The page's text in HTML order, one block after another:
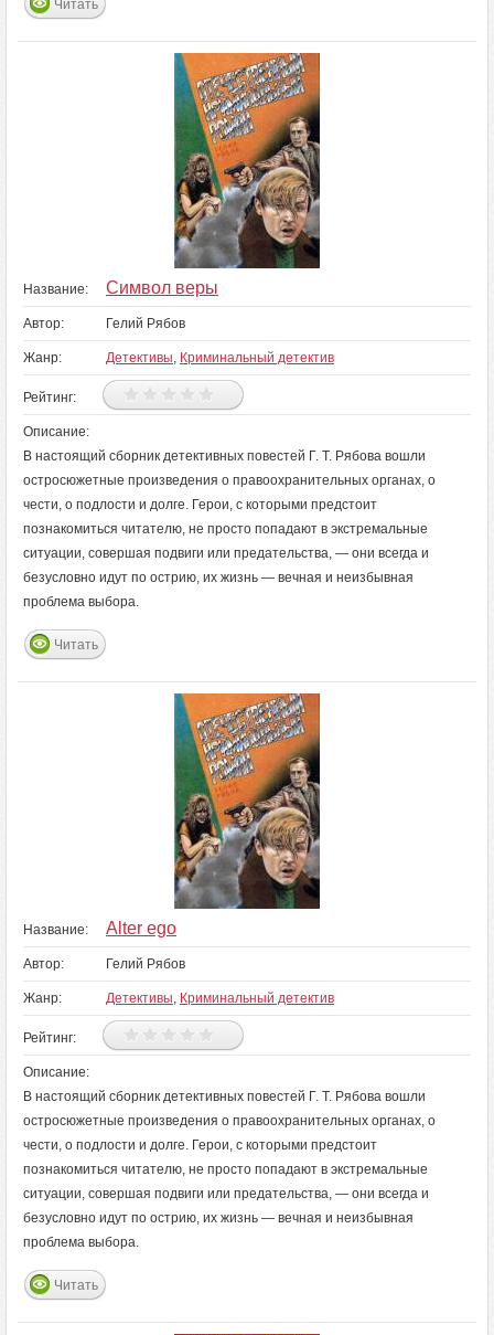
Читать
Название: Символ веры
Автор: Гелий Рябов
Жанр: Детективы, Криминальный детектив
Рейтинг:
Описание:
В настоящий сборник детективных повестей Г. Т. Рябова вошли
остросюжетные произведения о правоохранительных органах, о
чести, о подлости и долге. Герои, с которыми предстоит
познакомиться читателю, не просто попадают в экстремальные
ситуации, совершая подвиги или предательства, — они всегда и
безусловно идут по острию, их жизнь — вечная и неизбывная
проблема выбора.
Читать
Название: Alter ego
Автор: Гелий Рябов
Жанр: Детективы, Криминальный детектив
Рейтинг:
Описание:
В настоящий сборник детективных повестей Г. Т. Рябова вошли
остросюжетные произведения о правоохранительных органах, о
чести, о подлости и долге. Герои, с которыми предстоит
познакомиться читателю, не просто попадают в экстремальные
ситуации, совершая подвиги или предательства, — они всегда и
безусловно идут по острию, их жизнь — вечная и неизбывная
проблема выбора.
Читать